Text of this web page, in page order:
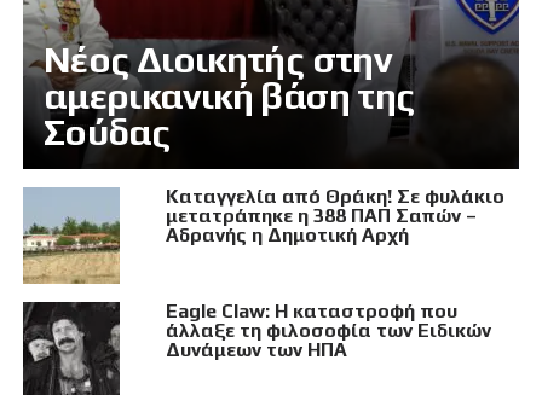
Νέος Διοικητής στην
αμερικανική βάση της
Σούδας
Καταγγελία από Θράκη! Σε φυλάκιο
μετατράπηκε η 388 ΠΑΠ Σαπών –
Αδρανής η Δημοτική Αρχή
Eagle Claw: Η καταστροφή που
άλλαξε τη φιλοσοφία των Ειδικών
Δυνάμεων των ΗΠΑ